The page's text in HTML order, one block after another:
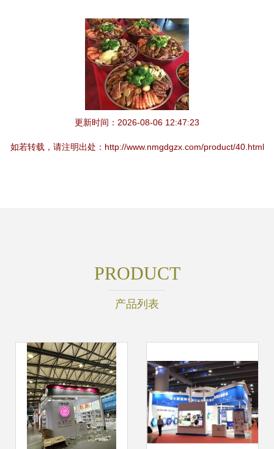
更新时间：2026-08-06 12:47:23
如若转载，请注明出处：http://www.nmgdgzx.com/product/40.html
PRODUCT
产品列表